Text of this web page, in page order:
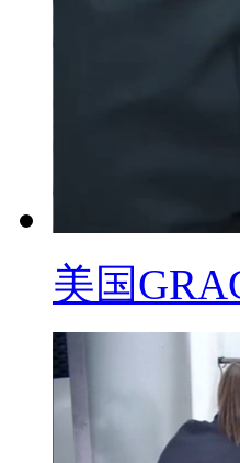
美国